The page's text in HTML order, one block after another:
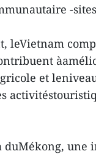
-
leVietnam
et
duMékong, une